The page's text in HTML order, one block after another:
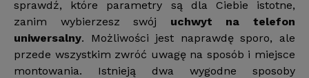
sprawdź, które parametry są dla Ciebie istotne,
zanim wybierzesz swój uchwyt na telefon
uniwersalny. Możliwości jest naprawdę sporo, ale
przede wszystkim zwróć uwagę na sposób i miejsce
montowania. Istnieją dwa wygodne sposoby